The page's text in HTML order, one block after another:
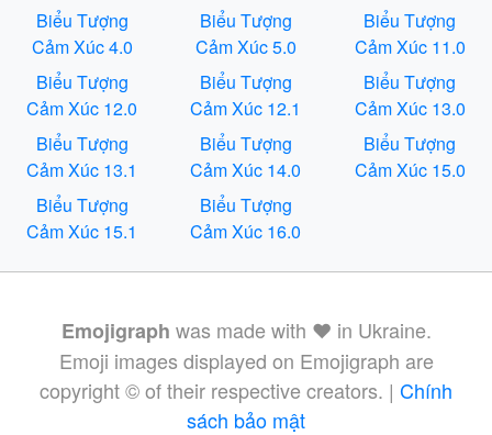
Biểu Tượng
Cảm Xúc 4.0
Biểu Tượng
Cảm Xúc 5.0
Biểu Tượng
Cảm Xúc 11.0
Biểu Tượng
Cảm Xúc 12.0
Biểu Tượng
Cảm Xúc 12.1
Biểu Tượng
Cảm Xúc 13.0
Biểu Tượng
Cảm Xúc 13.1
Biểu Tượng
Cảm Xúc 14.0
Biểu Tượng
Cảm Xúc 15.0
Biểu Tượng
Cảm Xúc 15.1
Biểu Tượng
Cảm Xúc 16.0
Emojigraph was made with ❤️ in Ukraine.
Emoji images displayed on Emojigraph are
copyright © of their respective creators. | Chính
sách bảo mật